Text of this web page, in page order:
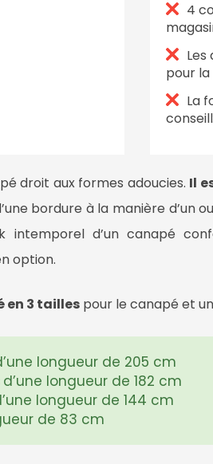
4
pour la
La
droit aux formes adoucies. Il
bordure à la manière d’un
intemporel d’un canapé
option.
en 3 tailles pour le canapé et
longueur de 205 cm
longueur de 182 cm
longueur de 144 cm
de 83 cm